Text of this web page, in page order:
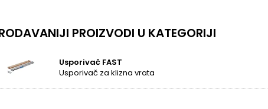
PROIZVODI U KATEGORIJI
Usporivač FAST
Usporivač za klizna vrata